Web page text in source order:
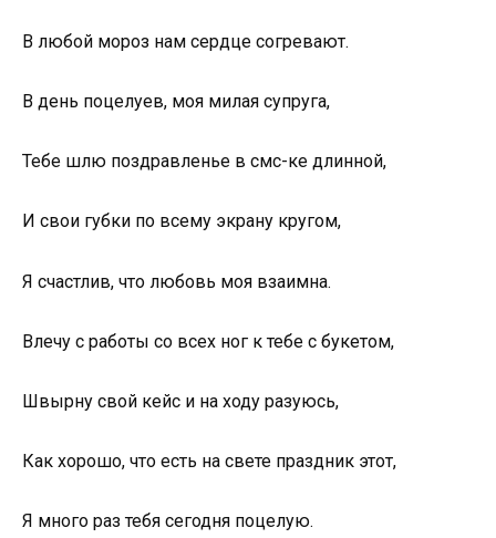
В любой мороз нам сердце согревают.
В день поцелуев, моя милая супруга,
Тебе шлю поздравленье в смс-ке длинной,
И свои губки по всему экрану кругом,
Я счастлив, что любовь моя взаимна.
Влечу с работы со всех ног к тебе с букетом,
Швырну свой кейс и на ходу разуюсь,
Как хорошо, что есть на свете праздник этот,
Я много раз тебя сегодня поцелую.